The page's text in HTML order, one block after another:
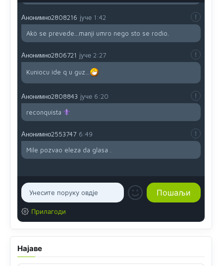
Анонимно2808216 јуче 1:42
Akò se prevede...manji umro nego sto se rodio.
Анонимно2806721 јуче 2:27
Kuniocu ide q u guz...
Анонимно2808843 јуче 6:20
reconquista
Анонимно2553747 6:49
Mile pozvao eleza da glasa .
Прилагоди
Најаве